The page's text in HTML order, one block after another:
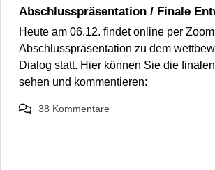
Abschlusspräsentation / Finale
Heute am 06.12. findet online per
Abschlusspräsentation zu dem
Dialog statt. Hier können Sie die
sehen und kommentieren:
38 Kommentare